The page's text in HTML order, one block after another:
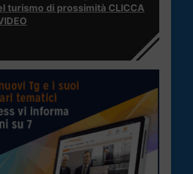
turismo di prossimità CLICCA